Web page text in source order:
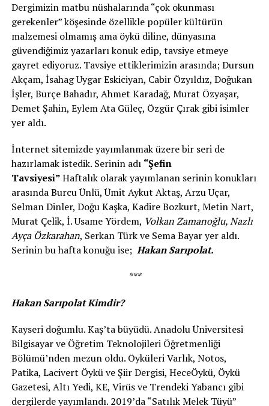
Dergimizin matbu nüshalarında “çok okunması
gerekenler” köşesinde özellikle popüler kültürün
malzemesi olmamış ama öykü diline, dünyasına
güvendiğimiz yazarları konuk edip, tavsiye etmeye
gayret ediyoruz. Tavsiye ettiklerimizin arasında; Dursun
Akçam, İsahag Uygar Eskiciyan, Cabir Özyıldız, Doğukan
İşler, Burçe Bahadır, Ahmet Karadağ, Murat Özyaşar,
Demet Şahin, Eylem Ata Güleç, Özgür Çırak gibi isimler
yer aldı.
İnternet sitemizde yayımlanmak üzere bir seri de
hazırlamak istedik. Serinin adı “Şefin
Tavsiyesi”Haftalık olarak yayımlanan serinin konukları
arasında Burcu Ünlü, Ümit Aykut Aktaş, Arzu Uçar,
Selman Dinler, Doğu Kaşka, Kadire Bozkurt, Metin Nart,
Murat Çelik, İ. Usame Yördem, Volkan Zamanoğlu, Nazlı
Ayça Özkarahan, Serkan Türk ve Sema Bayar yer aldı.
Serinin bu hafta konuğu ise; Hakan Sarıpolat.
***
Hakan Sarıpolat Kimdir?
Kayseri doğumlu. Kaş’ta büyüdü. Anadolu Üniver­sitesi
Bilgisayar ve Öğretim Teknolojileri Öğretmenliği
Bölümü’nden mezun oldu. Öyküleri Varlık, Notos,
Patika, Lacivert Öykü ve Şiir Dergisi, HeceÖykü, Öykü
Gazetesi, Altı Yedi, KE, Virüs ve Trendeki Yabancı gibi
dergilerde yayımlandı. 2019’da “Satılık Melek Tüyü”